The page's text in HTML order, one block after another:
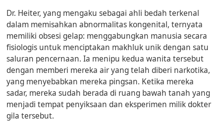
Dr. Heiter, yang mengaku sebagai ahli bedah terkenal
dalam memisahkan abnormalitas kongenital, ternyata
memiliki obsesi gelap: menggabungkan manusia secara
fisiologis untuk menciptakan makhluk unik dengan satu
saluran pencernaan. Ia menipu kedua wanita tersebut
dengan memberi mereka air yang telah diberi narkotika,
yang menyebabkan mereka pingsan. Ketika mereka
sadar, mereka sudah berada di ruang bawah tanah yang
menjadi tempat penyiksaan dan eksperimen milik dokter
gila tersebut.